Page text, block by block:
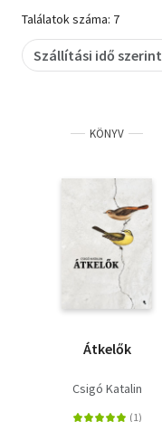
Művészet
Szakkönyv
Tankönyv, segédkönyv
Társadalomtudomány
Természettudomány
Történelem
Találatok száma: 7
Szállítási idő szerint
KÖNYV
Átkelők
Csigó Katalin